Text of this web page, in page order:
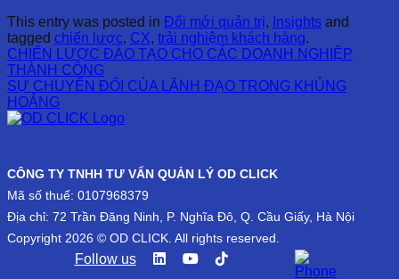
This entry was posted in Đổi mới quản trị, Insights and
tagged chiến lược, CX, trải nghiệm khách hàng.
CHIẾN LƯỢC ĐÀO TẠO CHO CÁC DOANH NGHIỆP
THÀNH CÔNG
SỰ CHUYỂN ĐỔI CỦA LÃNH ĐẠO TRONG KHỦNG
HOẢNG
CÔNG TY TNHH TƯ VẤN QUẢN LÝ OD CLICK
Mã số thuế: 0107968379
Địa chỉ: 72 Trần Đăng Ninh, P. Nghĩa Đô, Q. Cầu Giấy, Hà Nội
Copyright 2026 © OD CLICK. All rights reserved.
Follow us